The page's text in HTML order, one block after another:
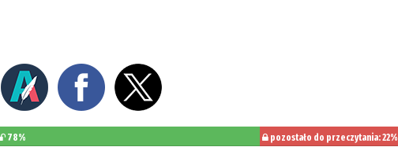
78% pozostało do przeczytania: 22%